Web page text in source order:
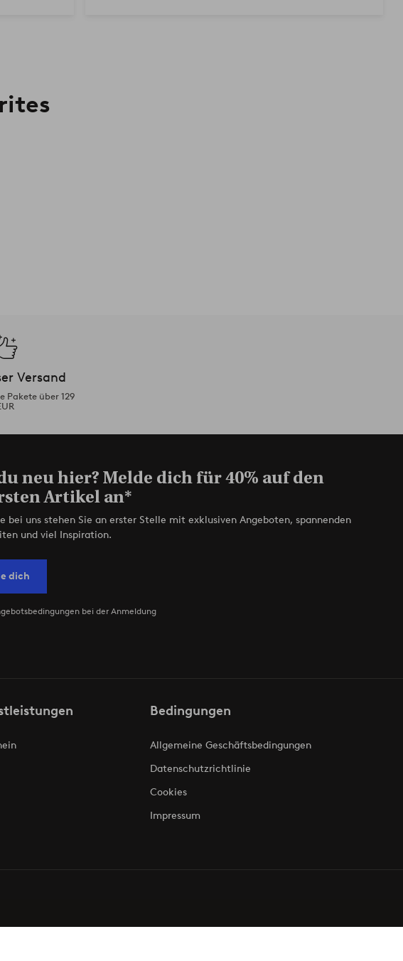
Versand
Pakete über 129
neu hier? Melde dich für 40% auf den
Artikel an*
bei uns stehen Sie an erster Stelle mit exklusiven Angeboten, spannenden
und viel Inspiration.
dich
bei der Anmeldung
Bedingungen
Allgemeine Geschäftsbedingungen
Datenschutzrichtlinie
Cookies
Impressum